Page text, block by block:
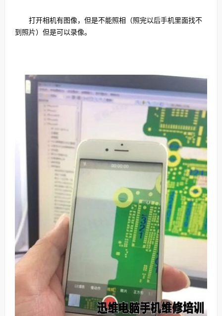
打开相机有图像，但是不能照相（照完以后手机里面找不
到照片）但是可以录像。